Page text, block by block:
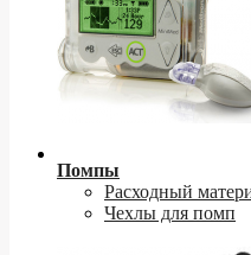
Помпы
Расходный
Чехлы для помп